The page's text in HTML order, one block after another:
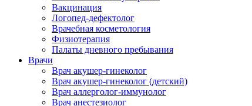
Вакцинация
Логопед-дефектолог
Врачебная косметология
Физиотерапия
Палаты дневного пребывания
Врачи
Врач акушер-гинеколог
Врач акушер-гинеколог (детский)
Врач аллерголог-иммунолог
Врач анестезиолог